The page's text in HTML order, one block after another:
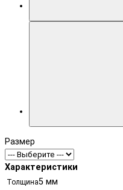
Размер
Характеристики
Толщина5 мм